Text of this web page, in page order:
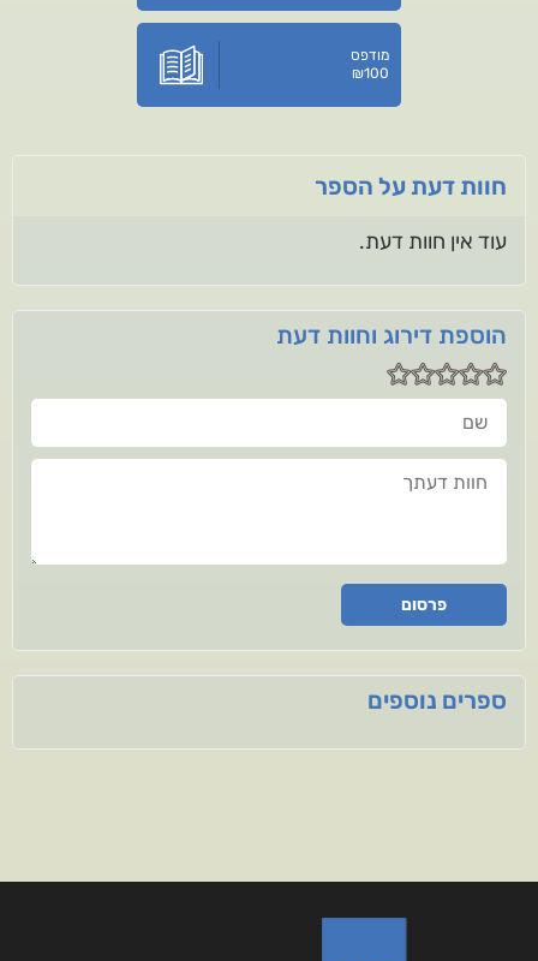
מודפס
₪100
חוות דעת על הספר
עוד אין חוות דעת.
הוספת דירוג וחוות דעת
שם
חוות דעתך
פרסום
ספרים נוספים